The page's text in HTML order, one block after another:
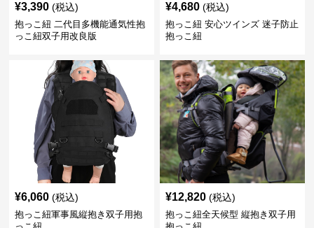
¥3,390 (税込)
抱っこ紐 二代目多機能通気性抱
っこ紐双子用改良版
¥4,680 (税込)
抱っこ紐 安心ツインズ 迷子防止
抱っこ紐
¥6,060 (税込)
抱っこ紐軍事風縦抱き双子用抱
¥12,820 (税込)
抱っこ紐全天候型 縦抱き双子用